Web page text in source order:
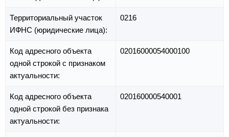
Территориальный участок
ИФНС (юридические лица):
0216
Код адресного объекта
одной строкой с признаком
актуальности:
02016000054000100
Код адресного объекта
одной строкой без признака
актуальности:
020160000540001